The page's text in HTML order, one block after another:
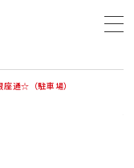
通☆（駐車場）